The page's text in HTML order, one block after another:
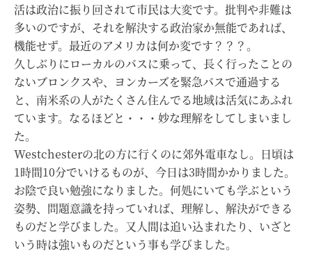
活は政治に振り回されて市民は大変です。批判や非難は
多いのですが、それを解決する政治家か無能であれば、
機能せず。最近のアメリカは何か変です？？？。
久しぶりにローカルのバスに乗って、長く行ったことの
ないブロンクスや、ヨンカーズを緊急バスで通過する
と、南米系の人がたくさん住んでる地域は活気にあふれ
ています。なるほどと・・・妙な理解をしてしまいまし
た。
Westchesterの北の方に行くのに郊外電車なし。日頃は
1時間10分でいけるものが、今日は3時間かかりました。
お陰で良い勉強になりました。何処にいても学ぶという
姿勢、問題意識を持っていれば、理解し、解決ができる
ものだと学びました。又人間は追い込まれたり、いざと
いう時は強いものだという事も学びました。